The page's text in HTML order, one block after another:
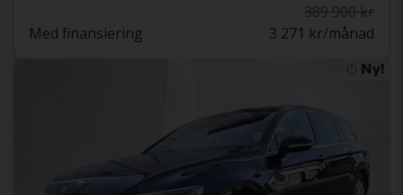
389 900 kr
Med finansiering
3 271 kr/månad
Ny!